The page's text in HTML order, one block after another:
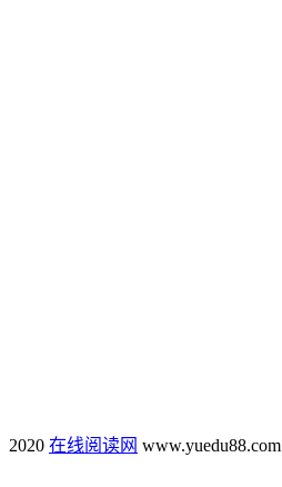
2020 在线阅读网 www.yuedu88.com